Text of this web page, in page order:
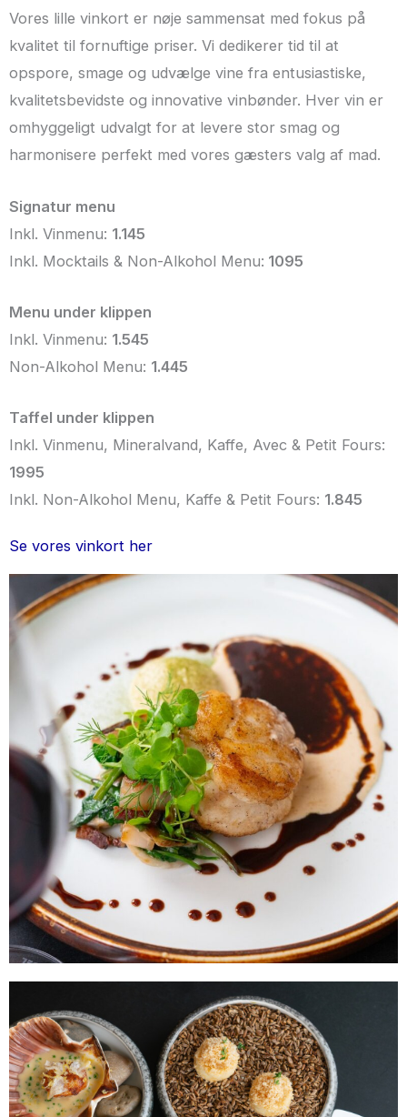
Vores lille vinkort er nøje sammensat med fokus på
kvalitet til fornuftige priser. Vi dedikerer tid til at
opspore, smage og udvælge vine fra entusiastiske,
kvalitetsbevidste og innovative vinbønder. Hver vin er
omhyggeligt udvalgt for at levere stor smag og
harmonisere perfekt med vores gæsters valg af mad.
Signatur menu
Inkl. Vinmenu: 1.145
Inkl. Mocktails & Non-Alkohol Menu: 1095
Menu under klippen
Inkl. Vinmenu: 1.545
Non-Alkohol Menu: 1.445
Taffel under klippen
Inkl. Vinmenu, Mineralvand, Kaffe, Avec & Petit Fours:
1995
Inkl. Non-Alkohol Menu, Kaffe & Petit Fours: 1.845
Se vores vinkort her